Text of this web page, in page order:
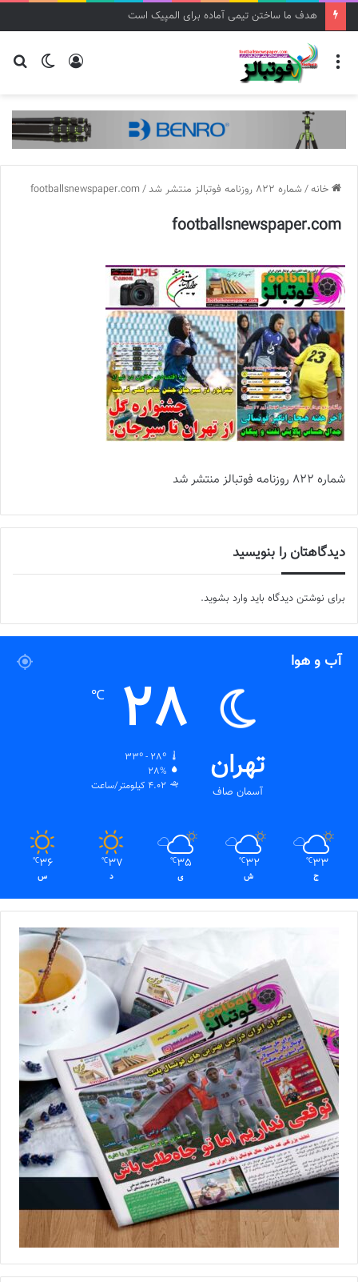
هدف ما ساختن تیمی آماده برای المپیک است
تغییر
ورود منو
خانه/شماره 822 روزنامه فوتبالز منتشر شد /
footballsnewspaper.com
footballsnewspaper.com
شماره 822 روزنامه فوتبالز منتشر شد
دیدگاهتان را بنویسید
برای نوشتن دیدگاه باید وارد بشوید.
آب و هوا
تهران
آسمان صاف
28
℃
33º - 28º
28%
4.02 کیلومتر/ساعت
33
℃
ج
32
℃
ش
35
℃
ی
37
℃
د
36
℃
س